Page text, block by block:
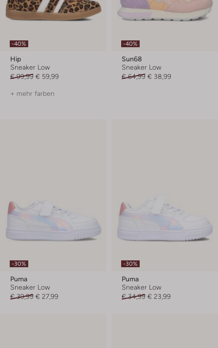
-40%
Hip
Sneaker Low
€ 99,99 € 59,99
+ mehr farben
-40%
Sun68
Sneaker Low
€ 64,99 € 38,99
-30%
Puma
Sneaker Low
€ 39,99 € 27,99
-30%
Puma
Sneaker Low
€ 34,99 € 23,99